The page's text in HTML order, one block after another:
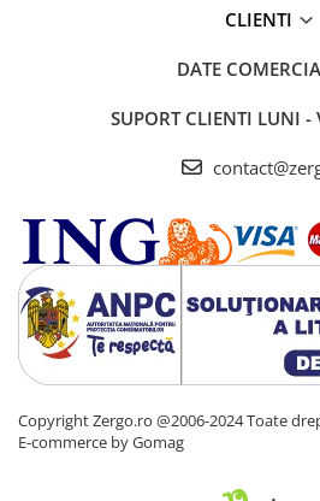
CLIENTI
DATE
SUPORT CLIENTI LUNI -
Copyright Zergo.ro @2006-2024 Toate
E-commerce by Gomag